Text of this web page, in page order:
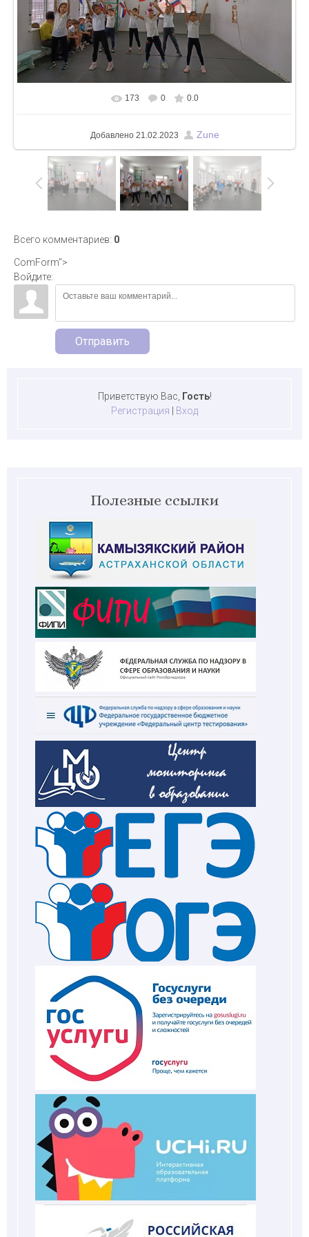
В реальном размере 700x393
173 0 0.0
Добавлено21.02.2023 Zune
Всего комментариев: 0
ComForm">
Войдите:
Отправить
Приветствую Вас Гость!
Регистрация
Вход
Полезные ссылки